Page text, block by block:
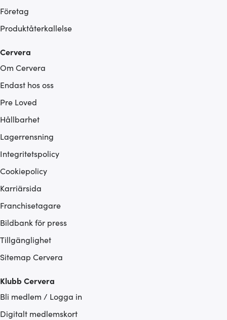
Företag
Produktåterkallelse
Cervera
Om Cervera
Endast hos oss
Pre Loved
Hållbarhet
Lagerrensning
Integritetspolicy
Cookiepolicy
Karriärsida
Franchisetagare
Bildbank för press
Tillgänglighet
Sitemap Cervera
Klubb Cervera
Bli medlem / Logga in
Digitalt medlemskort